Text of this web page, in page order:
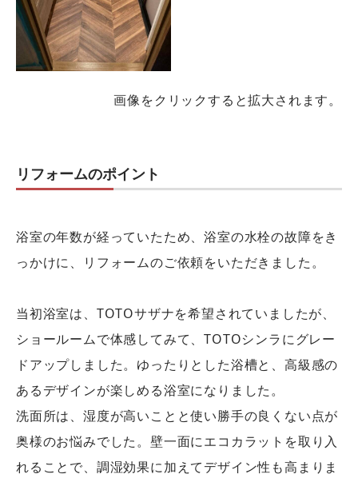
画像をクリックすると拡大されます。
リフォームのポイント
浴室の年数が経っていたため、浴室の水栓の故障をき
っかけに、リフォームのご依頼をいただきました。
当初浴室は、TOTOサザナを希望されていましたが、
ショールームで体感してみて、TOTOシンラにグレー
ドアップしました。ゆったりとした浴槽と、高級感の
あるデザインが楽しめる浴室になりました。
洗面所は、湿度が高いことと使い勝手の良くない点が
奥様のお悩みでした。壁一面にエコカラットを取り入
れることで、調湿効果に加えてデザイン性も高まりま